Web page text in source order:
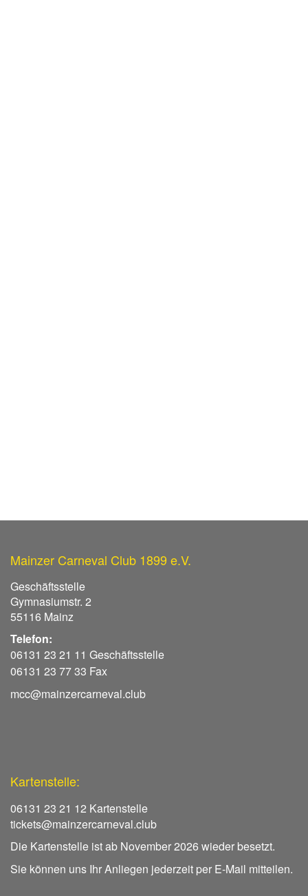
Mainzer Carneval Club 1899 e.V.
Geschäftsstelle
Gymnasiumstr. 2
55116 Mainz
Telefon:
06131 23 21 11 Geschäftsstelle
06131 23 77 33 Fax
mcc@mainzercarneval.club
Kartenstelle:
06131 23 21 12 Kartenstelle
tickets@mainzercarneval.club
Die Kartenstelle ist ab November 2026 wieder besetzt.
Sie können uns Ihr Anliegen jederzeit per E-Mail mitteilen.